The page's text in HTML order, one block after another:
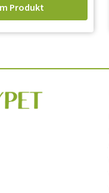
Produkt